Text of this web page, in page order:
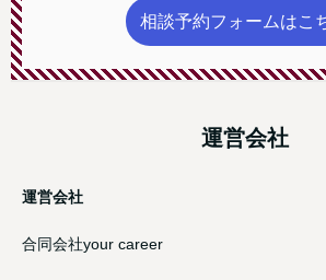
相談予約フォームはこ
運営会社
運営会社
合同会社your career